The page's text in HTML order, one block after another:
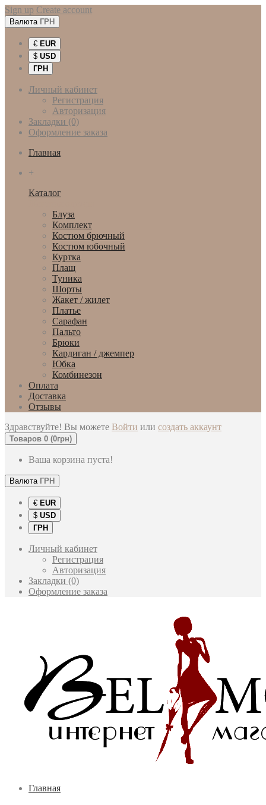
Sign up Create account
Валюта ГРН
€ EUR
$ USD
ГРН
Личный кабинет
Регистрация
Авторизация
Закладки (0)
Оформление заказа
Главная
+
Каталог
Блуза
Комплект
Костюм брючный
Костюм юбочный
Куртка
Плащ
Туника
Шорты
Жакет / жилет
Платье
Сарафан
Пальто
Брюки
Кардиган / джемпер
Юбка
Комбинезон
Оплата
Доставка
Отзывы
Здравствуйте! Вы можете Войти или создать аккаунт
Товаров 0 (0грн)
Ваша корзина пуста!
Валюта ГРН
€ EUR
$ USD
ГРН
Личный кабинет
Регистрация
Авторизация
Закладки (0)
Оформление заказа
Главная